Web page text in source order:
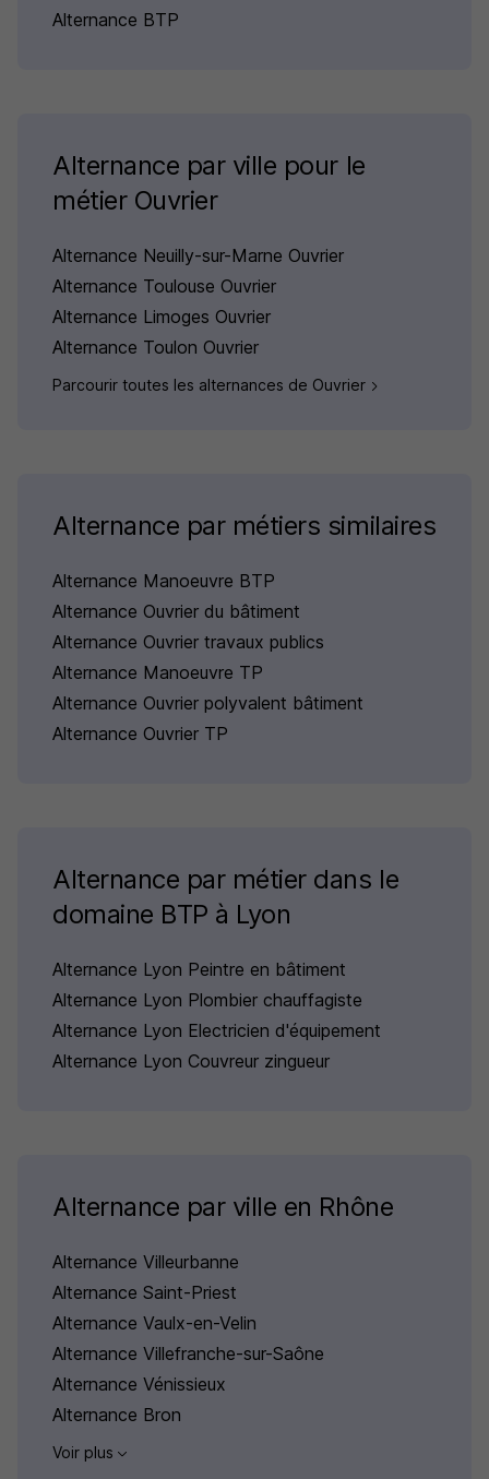
Alternance BTP
Alternance par ville pour le
métier Ouvrier
Alternance Neuilly-sur-Marne Ouvrier
Alternance Toulouse Ouvrier
Alternance Limoges Ouvrier
Alternance Toulon Ouvrier
Parcourir toutes les alternances de Ouvrier
Alternance par métiers similaires
Alternance Manoeuvre BTP
Alternance Ouvrier du bâtiment
Alternance Ouvrier travaux publics
Alternance Manoeuvre TP
Alternance Ouvrier polyvalent bâtiment
Alternance Ouvrier TP
Alternance par métier dans le
domaine BTP à Lyon
Alternance Lyon Peintre en bâtiment
Alternance Lyon Plombier chauffagiste
Alternance Lyon Electricien d'équipement
Alternance Lyon Couvreur zingueur
Alternance par ville en Rhône
Alternance Villeurbanne
Alternance Saint-Priest
Alternance Vaulx-en-Velin
Alternance Villefranche-sur-Saône
Alternance Vénissieux
Alternance Bron
Voir plus